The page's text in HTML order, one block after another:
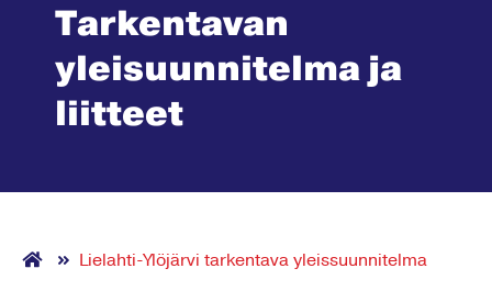
Tarkentavan
yleisuunnitelma ja
liitteet
Lielahti-Ylöjärvi tarkentava yleissuunnitelma